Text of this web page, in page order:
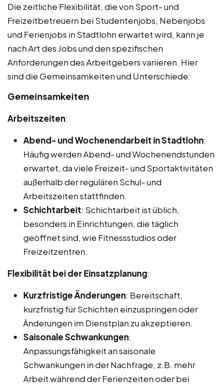
Die zeitliche Flexibilität, die von Sport- und
Freizeitbetreuern bei Studentenjobs, Nebenjobs
und Ferienjobs in Stadtlohn erwartet wird, kann je
nach Art des Jobs und den spezifischen
Anforderungen des Arbeitgebers variieren. Hier
sind die Gemeinsamkeiten und Unterschiede:
Gemeinsamkeiten
Arbeitszeiten:
Abend- und Wochenendarbeit in Stadtlohn:
Häufig werden Abend- und Wochenendstunden
erwartet, da viele Freizeit- und Sportaktivitäten
außerhalb der regulären Schul- und
Arbeitszeiten stattfinden.
Schichtarbeit: Schichtarbeit ist üblich,
besonders in Einrichtungen, die täglich
geöffnet sind, wie Fitnessstudios oder
Freizeitzentren.
Flexibilität bei der Einsatzplanung:
Kurzfristige Änderungen: Bereitschaft,
kurzfristig für Schichten einzuspringen oder
Änderungen im Dienstplan zu akzeptieren.
Saisonale Schwankungen:
Anpassungsfähigkeit an saisonale
Schwankungen in der Nachfrage, z.B. mehr
Arbeit während der Ferienzeiten oder bei